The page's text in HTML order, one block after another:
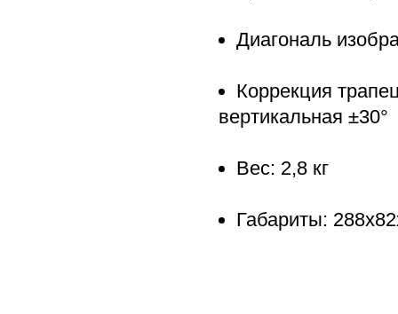
Диагональ
Коррекция
вертикальная ±30°
Вес: 2,8 кг
Габариты: